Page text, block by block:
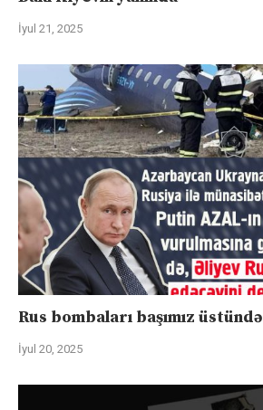
İyul 21, 2025
Rus bombaları başımız üstündə
İyul 20, 2025